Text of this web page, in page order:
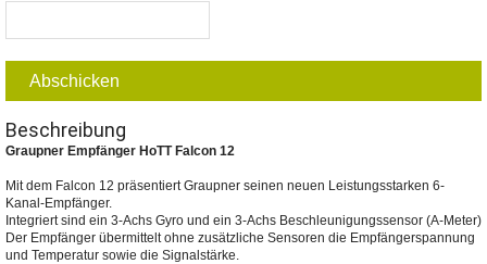
Abschicken
Beschreibung
Graupner Empfänger HoTT Falcon 12
Mit dem Falcon 12 präsentiert Graupner seinen neuen Leistungsstarken 6-
Kanal-Empfänger.
Integriert sind ein 3-Achs Gyro und ein 3-Achs Beschleunigungssensor (A-Meter)
Der Empfänger übermittelt ohne zusätzliche Sensoren die Empfängerspannung
und Temperatur sowie die Signalstärke.